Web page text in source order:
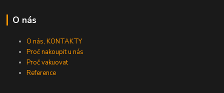
O nás
O nás, KONTAKTY
Proč nakoupit u nás
Proč vakuovat
Reference